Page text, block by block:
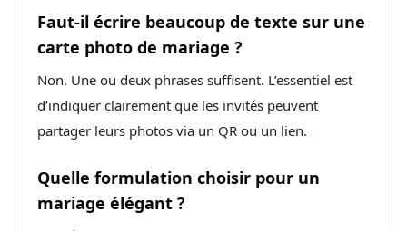
Faut-il écrire beaucoup de texte sur une
carte photo de mariage ?
Non. Une ou deux phrases suffisent. L’essentiel est
d’indiquer clairement que les invités peuvent
partager leurs photos via un QR ou un lien.
Quelle formulation choisir pour un
mariage élégant ?